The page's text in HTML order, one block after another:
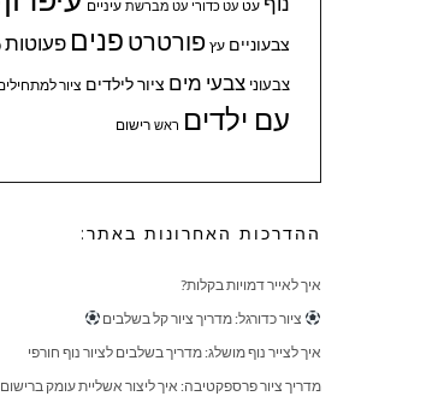
עט עט כדורי עט מברשת עיניים
צבעוניים עץ פורטרט פנים פעוטות
צבעוני צבעי מים ציור לילדים ציור
עם ילדים ראש רישום
ההדרכות האחרונות באתר:
איך לאייר דמויות בקלות?
ציור כדורגל: מדריך ציור קל בשלבים
איך לצייר נוף מושלג: מדריך בשלבים לציור נוף חורפי
מדריך ציור פרספקטיבה: איך ליצור אשליית עומק